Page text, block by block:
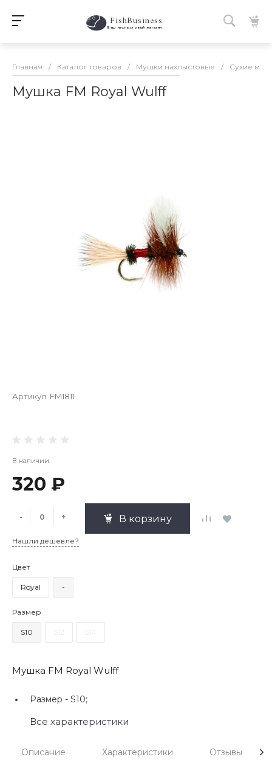
FishBusiness
Ваш нахлыстовый магазин
Главная / Каталог товаров / Мушки нахлыстовые / Сухие
Мушка FM Royal Wulff
Артикул: FM1811
В наличии
320 ₽
- + В корзину
Нашли дешевле?
Цвет
Royal -
Размер
S10
Мушка FM Royal Wulff
Размер - S10;
Все характеристики
Описание Характеристики Отзывы